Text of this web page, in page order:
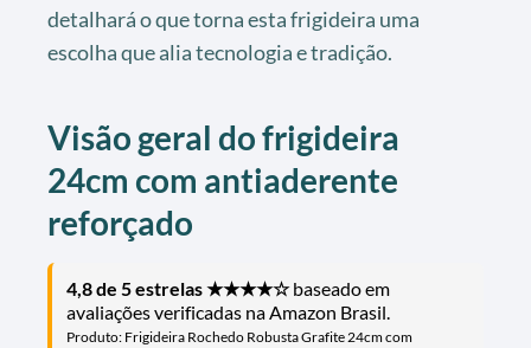
detalhará o que torna esta frigideira uma
escolha que alia tecnologia e tradição.
Visão geral do frigideira
24cm com antiaderente
reforçado
4,8 de 5 estrelas ★★★★☆baseado em
avaliações verificadas na Amazon Brasil.
Produto: Frigideira Rochedo Robusta Grafite 24cm com